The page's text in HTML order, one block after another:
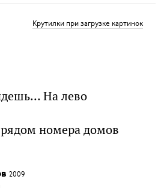
Крутилки при загрузке картинок
На лево
номера домов
2009